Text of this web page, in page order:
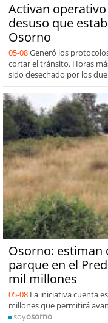
Activan
desuso que
Osorno
05-08Generó los
cortar el tránsito. Horas
sido desechado por los
Osorno: estiman
parque en el
mil millones
05-08 La iniciativa cuenta
millones que permitirá
soyosorno